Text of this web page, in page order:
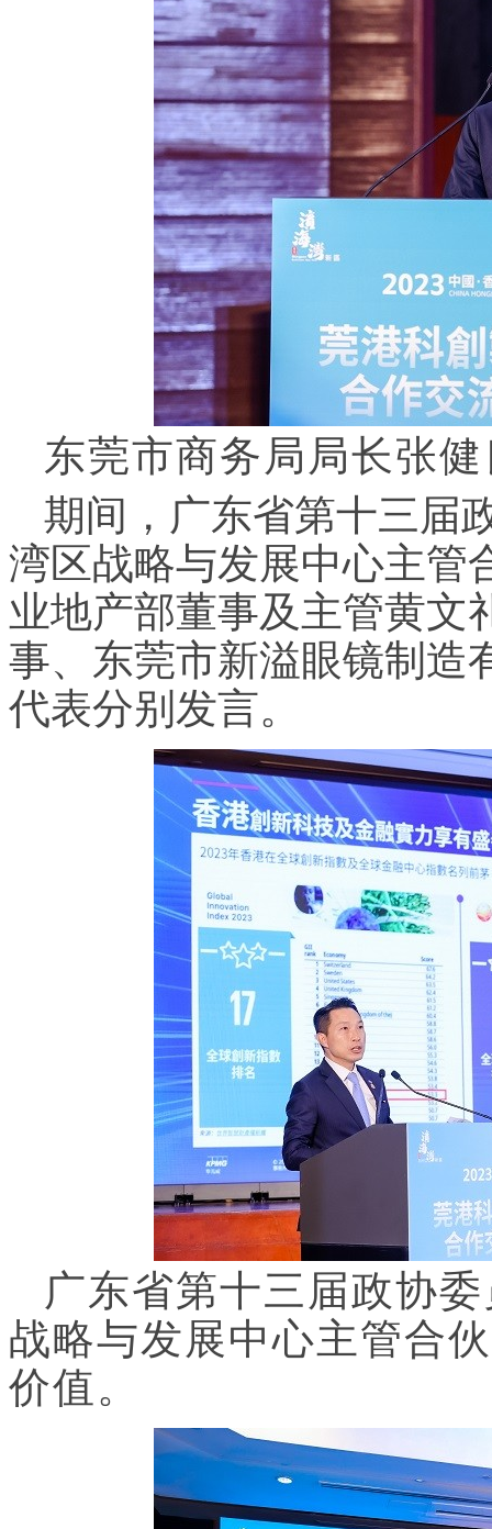
东莞市商务局局长张
期间，广东省第十三届
湾区战略与发展中心主管
业地产部董事及主管黄文
事、东莞市新溢眼镜制造
代表分别发言。
广东省第十三届政协
战略与发展中心主管合
价值。